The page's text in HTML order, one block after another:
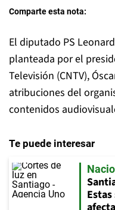
Comparte esta nota:
El diputado PS
planteada por el
Televisión (CNTV),
atribuciones del
contenidos
Te puede interesar